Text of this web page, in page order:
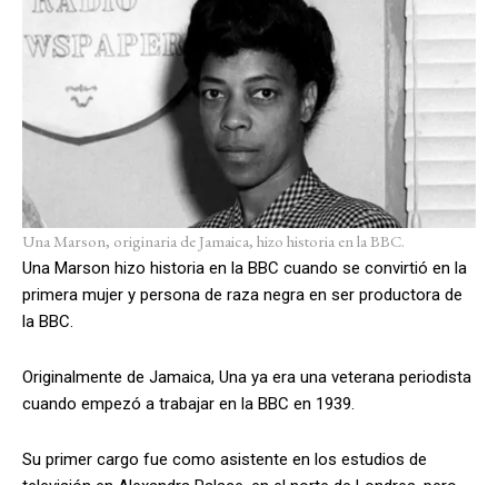
Una Marson, originaria de Jamaica, hizo historia en la BBC.
Una Marson hizo historia en la BBC cuando se convirtió en la
primera mujer y persona de raza negra en ser productora de
la BBC.
Originalmente de Jamaica, Una ya era una veterana periodista
cuando empezó a trabajar en la BBC en 1939.
Su primer cargo fue como asistente en los estudios de